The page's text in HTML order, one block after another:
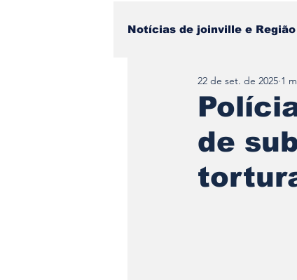
Notícias de joinville e Região
Tempo\clima
de
22 de set. de 2025 1